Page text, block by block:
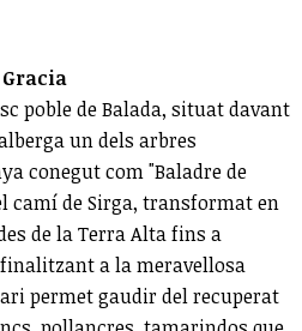
poble de Balada, situat davant
un dels arbres
conegut com "Baladre de
camí de Sirga, transformat en
de la Terra Alta fins a
a la meravellosa
permet gaudir del recuperat